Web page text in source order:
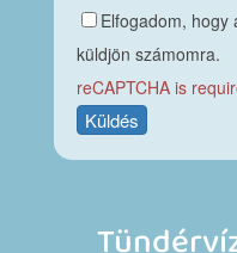
Elfogadom, hogy
küldjön számomra.
reCAPTCHA is
Küldés